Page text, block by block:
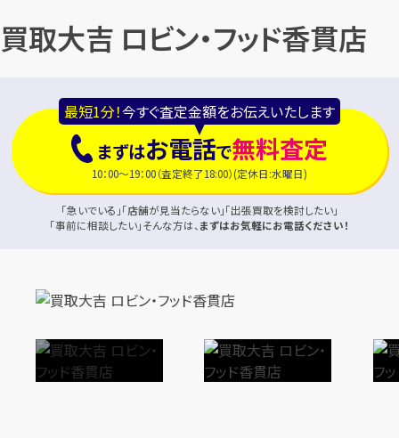
買取大吉 ロビン・フッド香貫店
最短1分！今すぐ査定金額をお伝えいたします
まずはお電話で無料査定
10：00～19：00（査定終了18:00）(定休日:水曜日)
「急いでいる」「店舗が見当たらない」「出張買取を検討したい」
「事前に相談したい」そんな方は、まずはお気軽にお電話ください！